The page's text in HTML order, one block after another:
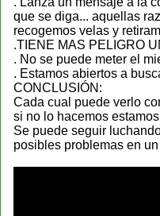
que se diga... aquellas
recogemos velas y
.TIENE MAS PELIGRO
. No se puede meter el
. Estamos abiertos a
CONCLUSIÓN:
Cada cual puede verlo
si no lo hacemos
Se puede seguir
posibles problemas en